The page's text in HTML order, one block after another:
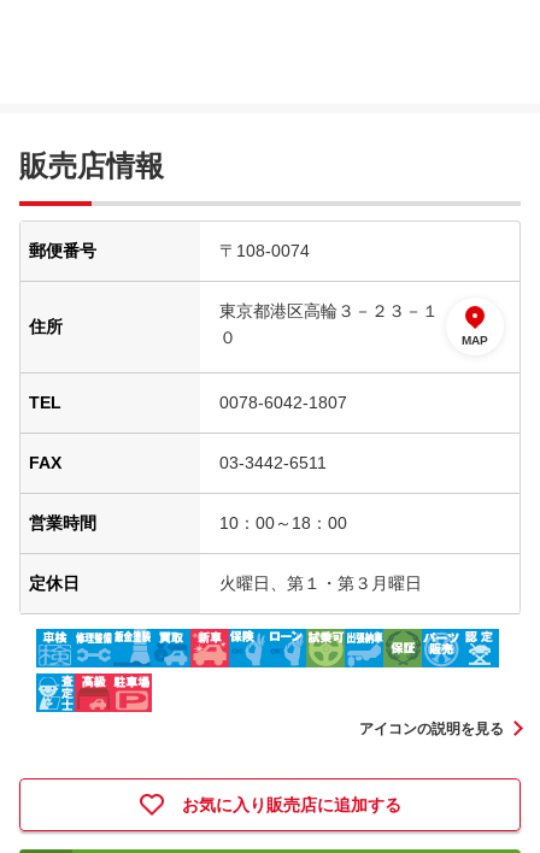
販売店情報
郵便番号 〒108-0074
住所
東京都港区高輪３－２３－１
０
MAP
TEL 0078-6042-1807
FAX 03-3442-6511
営業時間 10：00～18：00
定休日 火曜日、第１・第３月曜日
アイコンの説明を見る
お気に入り販売店に追加する